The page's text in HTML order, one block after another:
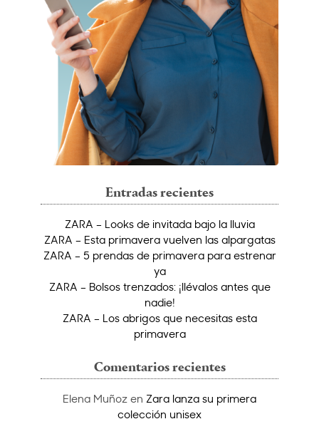
Entradas recientes
ZARA – Looks de invitada bajo la lluvia
ZARA – Esta primavera vuelven las alpargatas
ZARA – 5 prendas de primavera para estrenar
ya
ZARA – Bolsos trenzados: ¡llévalos antes que
nadie!
ZARA – Los abrigos que necesitas esta
primavera
Comentarios recientes
Elena Muñoz en Zara lanza su primera
colección unisex